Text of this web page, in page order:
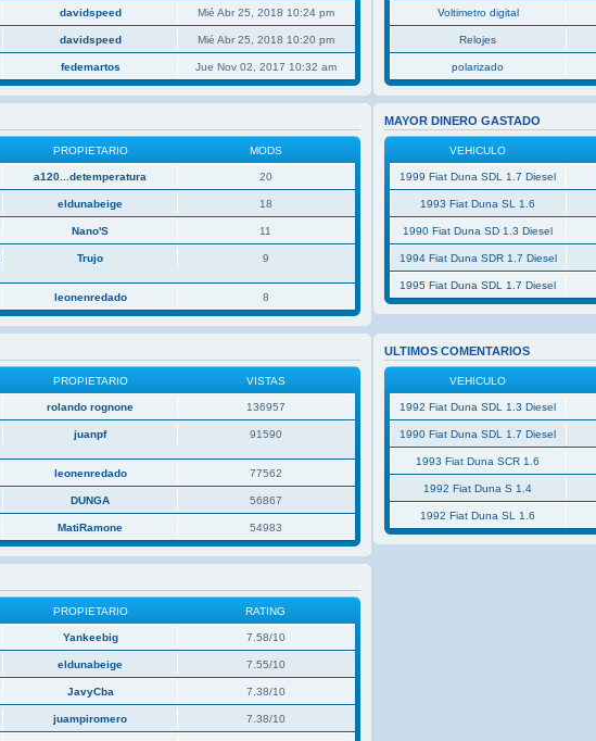
davidspeed Mié Abr 25, 2018 10:24 pm
davidspeed Mié Abr 25, 2018 10:20 pm
fedemartos Jue Nov 02, 2017 10:32 am
Voltimetro digital
Relojes
polarizado
PROPIETARIO MODS
a120...detemperatura 20
eldunabeige 18
Nano'S 11
Trujo 9
leonenredado 8
MAYOR DINERO GASTADO
VEHICULO
1999 Fiat Duna SDL 1.7 Diesel
1993 Fiat Duna SL 1.6
1990 Fiat Duna SD 1.3 Diesel
1994 Fiat Duna SDR 1.7 Diesel
1995 Fiat Duna SDL 1.7 Diesel
PROPIETARIO VISTAS
rolando rognone 136957
juanpf 91590
leonenredado 77562
DUNGA 56867
MatiRamone 54983
ULTIMOS COMENTARIOS
VEHICULO
1992 Fiat Duna SDL 1.3 Diesel
1990 Fiat Duna SDL 1.7 Diesel
1993 Fiat Duna SCR 1.6
1992 Fiat Duna S 1.4
1992 Fiat Duna SL 1.6
PROPIETARIO RATING
Yankeebig 7.58/10
eldunabeige 7.55/10
JavyCba 7.38/10
juampiromero 7.38/10